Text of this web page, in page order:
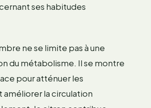
ses habitudes
ne se limite pas à une
du métabolisme. Il se montre
pour atténuer les
améliorer la circulation